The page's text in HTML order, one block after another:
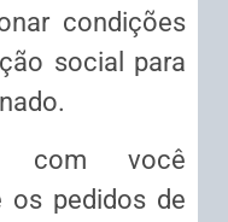
condições
social para
com você
os pedidos de